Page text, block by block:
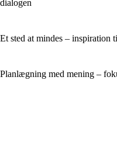
dialogen
Et sted at mindes – inspiration
Planlægning med mening –